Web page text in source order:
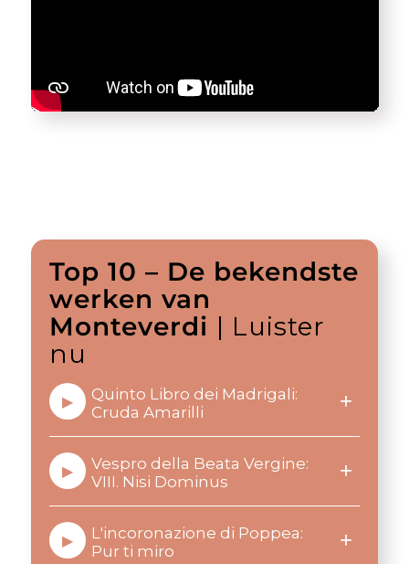
Top 10 – De bekendste
werken van
Monteverdi | Luister
nu
▶
Quinto Libro dei Madrigali:
Cruda Amarilli
+
▶
Vespro della Beata Vergine:
VIII. Nisi Dominus
+
▶
L'incoronazione di Poppea:
Pur ti miro
+